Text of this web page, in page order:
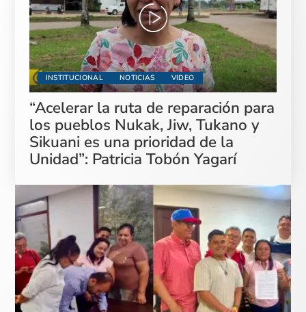
INSTITUCIONAL NOTICIAS VIDEO
“Acelerar la ruta de reparación para
los pueblos Nukak, Jiw, Tukano y
Sikuani es una prioridad de la
Unidad”: Patricia Tobón Yagarí